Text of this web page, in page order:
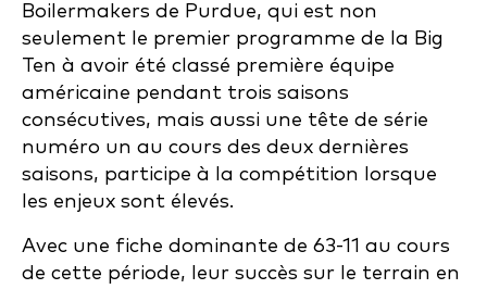
Boilermakers de Purdue, qui est non
seulement le premier programme de la Big
Ten à avoir été classé première équipe
américaine pendant trois saisons
consécutives, mais aussi une tête de série
numéro un au cours des deux dernières
saisons, participe à la compétition lorsque
les enjeux sont élevés.
Avec une fiche dominante de 63-11 au cours
de cette période, leur succès sur le terrain en